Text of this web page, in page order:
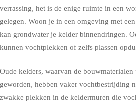
verrassing, het is de enige ruimte in een
gelegen. Woon je in een omgeving met
kan grondwater je kelder binnendringen.
kunnen vochtplekken of zelfs plassen
Oude kelders, waarvan de bouwmaterialen
geworden, hebben vaker vochtbestrijding
zwakke plekken in de keldermuren die